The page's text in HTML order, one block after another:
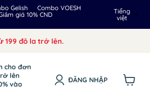
Gelish
Combo VOESH
giá 10% CND
Ngôn
ngữ
Tiếng
việt
199 đô la trở lên.
cho đơn
lên
vào
ĐĂNG NHẬP